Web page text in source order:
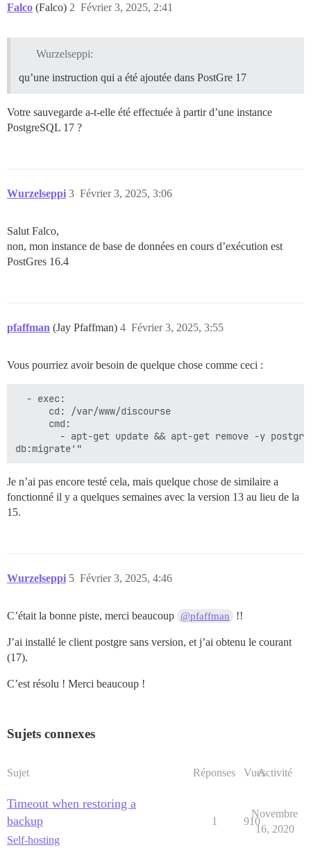
Falco (Falco) Février 3, 2025, 2:41
2
Wurzelseppi:
qu’une instruction qui a été ajoutée dans PostGre 17
Votre sauvegarde a-t-elle été effectuée à partir d’une instance
PostgreSQL 17 ?
Wurzelseppi Février 3, 2025, 3:06
3
Salut Falco,
non, mon instance de base de données en cours d’exécution est
PostGres 16.4
pfaffman (Jay Pfaffman) Février 3, 2025, 3:55
4
Vous pourriez avoir besoin de quelque chose comme ceci :
  - exec:
      cd: /var/www/discourse
      cmd:
- apt-get update && apt-get remove -y
Je n’ai pas encore testé cela, mais quelque chose de similaire a
fonctionné il y a quelques semaines avec la version 13 au lieu de la
15.
Wurzelseppi Février 3, 2025, 4:46
5
C’était la bonne piste, merci beaucoup @pfaffman !!
J’ai installé le client postgre sans version, et j’ai obtenu le courant
(17).
C’est résolu ! Merci beaucoup !
Sujets connexes
Sujet Réponses VuesActivité
Timeout when restoring a
backup
Self-hosting
1 910
Novembre
16, 2020